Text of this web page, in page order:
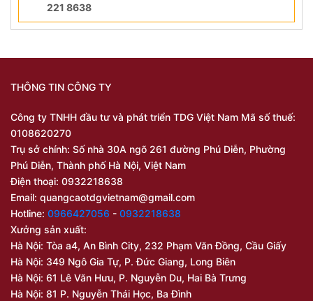
221 8638
THÔNG TIN CÔNG TY
Công ty TNHH đầu tư và phát triển TDG Việt Nam Mã số thuế:
0108620270
Trụ sở chính: Số nhà 30A ngõ 261 đường Phú Diễn, Phường
Phú Diễn, Thành phố Hà Nội, Việt Nam
Điện thoại: 0932218638
Email: quangcaotdgvietnam@gmail.com
Hotline: 0966427056 - 0932218638
Xưởng sản xuất:
Hà Nội: Tòa a4, An Bình City, 232 Phạm Văn Đồng, Cầu Giấy
Hà Nội: 349 Ngô Gia Tự, P. Đức Giang, Long Biên
Hà Nội: 61 Lê Văn Hưu, P. Nguyễn Du, Hai Bà Trưng
Hà Nội: 81 P. Nguyễn Thái Học, Ba Đình